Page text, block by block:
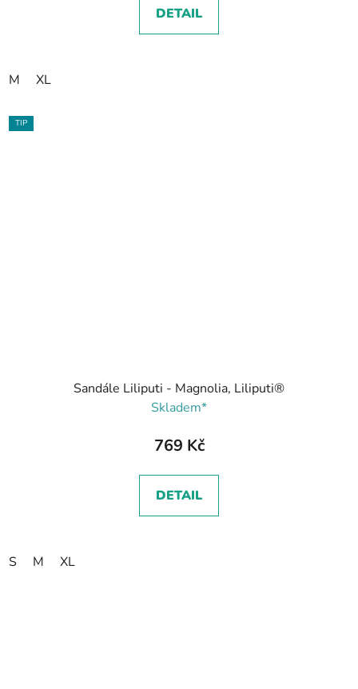
DETAIL
M XL
TIP
Sandále Liliputi - Magnolia, Liliputi®
Skladem*
769 Kč
DETAIL
S M XL